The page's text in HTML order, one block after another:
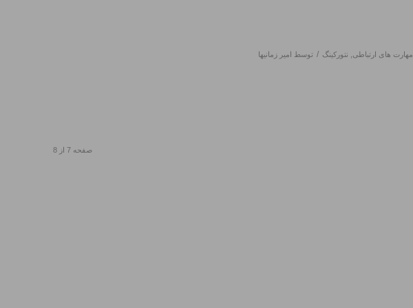
مهارت های ارتباطی نتورکینگ / توسط امیر زمانیها
صفحه 7 از 8